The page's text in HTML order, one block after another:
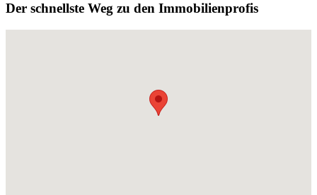
Der schnellste Weg zu den Immobilienprofis